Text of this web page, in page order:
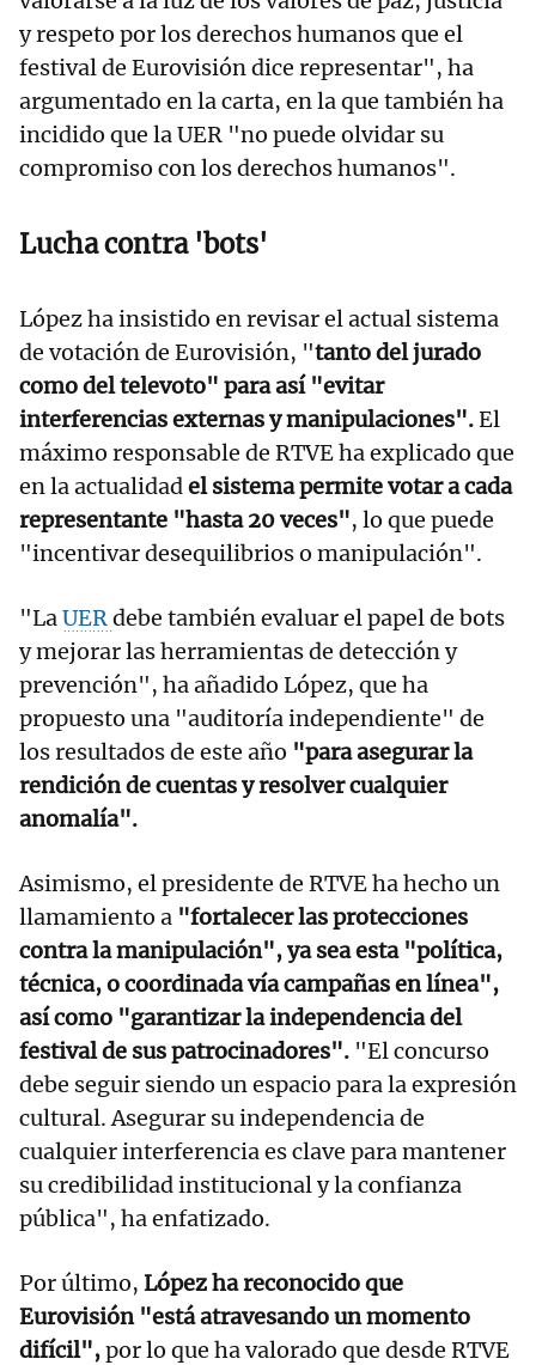
y respeto por los derechos humanos que el
festival de Eurovisión dice representar", ha
argumentado en la carta, en la que también ha
incidido que la UER "no puede olvidar su
compromiso con los derechos humanos".
Lucha contra 'bots'
López ha insistido en revisar el actual sistema
de votación de Eurovisión, "tanto del jurado
como del televoto" para así "evitar
interferencias externas y manipulaciones".El
máximo responsable de RTVE ha explicado que
en la actualidadel sistema permite votar a cada
representante "hasta 20 veces", lo que puede
"incentivar desequilibrios o manipulación".
"LaUERdebe también evaluar el papel de bots
y mejorar las herramientas de detección y
prevención", ha añadido López, que ha
propuesto una "auditoría independiente" de
los resultados de este año "para asegurar la
rendición de cuentas y resolver cualquier
anomalía".
Asimismo, el presidente de RTVE ha hecho un
llamamiento a "fortalecer las protecciones
contra la manipulación", ya sea esta "política,
técnica, o coordinada vía campañas en línea",
así como "garantizar la independencia del
festival de sus patrocinadores". "El concurso
debe seguir siendo un espacio para la expresión
cultural. Asegurar su independencia de
cualquier interferencia es clave para mantener
su credibilidad institucional y la confianza
pública", ha enfatizado.
Por último, López ha reconocido que
Eurovisión "está atravesando un momento
difícil",por lo que ha valorado que desde RTVE